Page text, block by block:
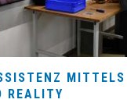
MITTELS
REALITY